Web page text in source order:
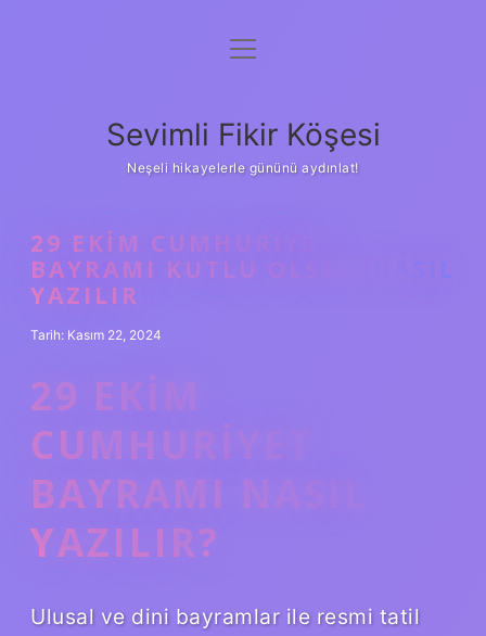
Anasayfa
Yasal Uyarı
menüyü
Sevimli Fikir Köşesi
Neşeli hikayelerle gününü aydınlat!
29 EKIM CUMHURIYET
BAYRAMI KUTLU OLSUN NASIL
YAZILIR
Tarih: Kasım 22, 2024
29 EKIM
CUMHURIYET
BAYRAMI NASIL
YAZILIR?
Ulusal ve dini bayramlar ile resmi tatil